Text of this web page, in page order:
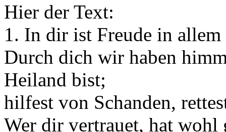
Hier der Text:
1. In dir ist Freude in
Durch dich wir haben
Heiland bist;
hilfest von Schanden,
Wer dir vertrauet, hat